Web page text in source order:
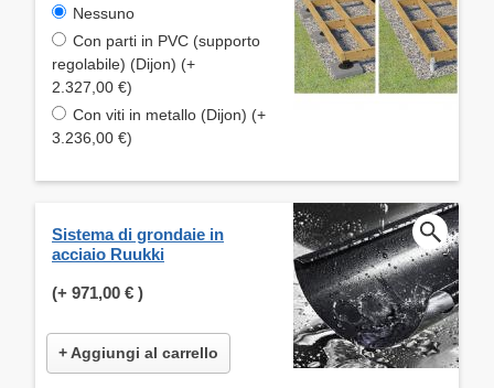
Nessuno
Con parti in PVC (supporto
regolabile) (Dijon) (+
2.327,00 €)
Con viti in metallo (Dijon) (+
3.236,00 €)
Sistema di grondaie in
acciaio Ruukki
(+ 971,00 € )
+ Aggiungi al carrello